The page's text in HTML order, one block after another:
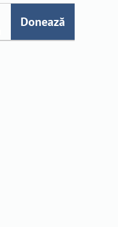
Donează